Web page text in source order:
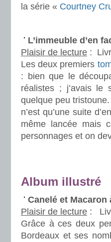
la série « Courtney
L’immeuble d’en
Plaisir de lecture :
Les deux premiers
: bien que le
réalistes ; j’avais le
quelque peu
n’est qu’une suite
même lancée mais
personnages et on
Album illustré
Canelé et Macaron
Plaisir de lecture :
Grâce à ces deux
Bordeaux et ses